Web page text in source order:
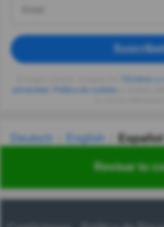
Revisar tu
Deutsch English Español
Українська हिन्दी